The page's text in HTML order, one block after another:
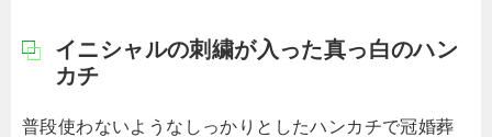
イニシャルの刺繍が入った真っ白のハン
カチ
普段使わないようなしっかりとしたハンカチで冠婚葬